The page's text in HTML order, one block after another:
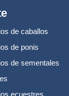
de caballos
de ponis
de sementales
ecuestres